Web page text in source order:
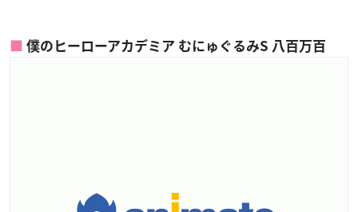
僕のヒーローアカデミア むにゅぐるみS 八百万百